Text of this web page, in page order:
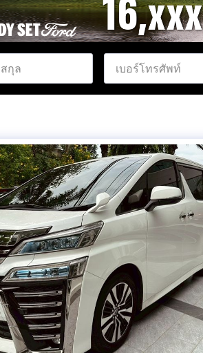
ภายใน 3 วัน
Tiger 2L ปี 2003
บาท
ถใช้ 24,000 บาท
4,608 บาท 60 งวด
บอร์โทร xxxxxx635
างได้เลย👇
ti/p/%40carforyou
carforyou24/